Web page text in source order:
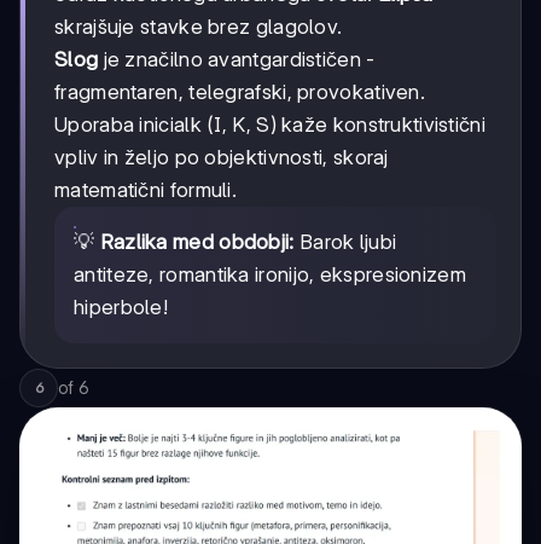
skrajšuje stavke brez glagolov.
Slog je značilno avantgardističen -
fragmentaren, telegrafski, provokativen.
Uporaba inicialk (I, K, S) kaže konstruktivistični
vpliv in željo po objektivnosti, skoraj
matematični formuli.
💡 Razlika med obdobji: Barok ljubi
antiteze, romantika ironijo, ekspresionizem
hiperbole!
6 of 6